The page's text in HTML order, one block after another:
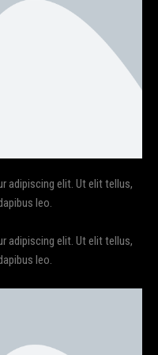
adipiscing elit. Ut elit tellus,
leo.
adipiscing elit. Ut elit tellus,
leo.